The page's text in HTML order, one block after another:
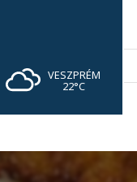
VESZPRÉM
22°C